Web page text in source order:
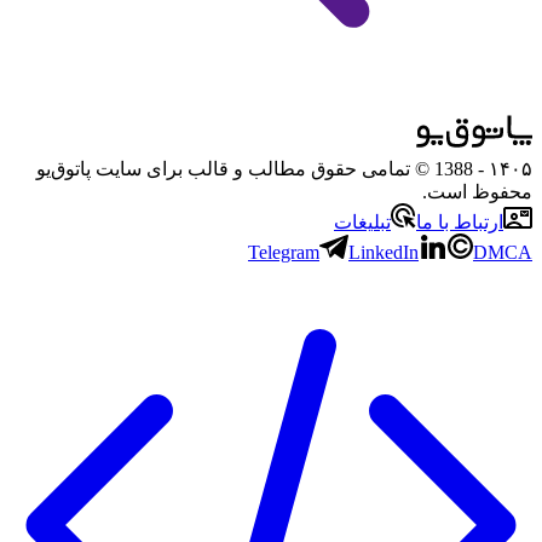
۱۴۰۵
- 1388 © تمامی حقوق مطالب و قالب برای سایت پاتوق‌یو
محفوظ است.
ارتباط با ما
تبلیغات
Telegram
LinkedIn DMCA